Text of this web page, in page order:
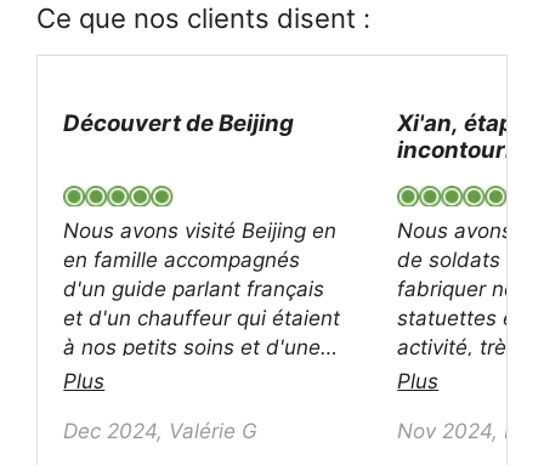
Ce que nos clients disent :
Découvert de Beijing
Nous avons visité Beijing en
en famille accompagnés
d'un guide parlant français
et d'un chauffeur qui étaient
à nos petits soins et d'une
grande ponctualité. Nous
3 jours la majorité des
Plus
Dec 2024, Valérie G
Xi'an, étape
notre guide
Nous avons
de soldats de
fabriquer nos
statuettes
activité, très
Merci à Elsa,
accompagnés
Plus
Nov 2024, Ella